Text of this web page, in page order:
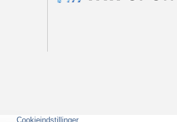
Cookieindstillinger